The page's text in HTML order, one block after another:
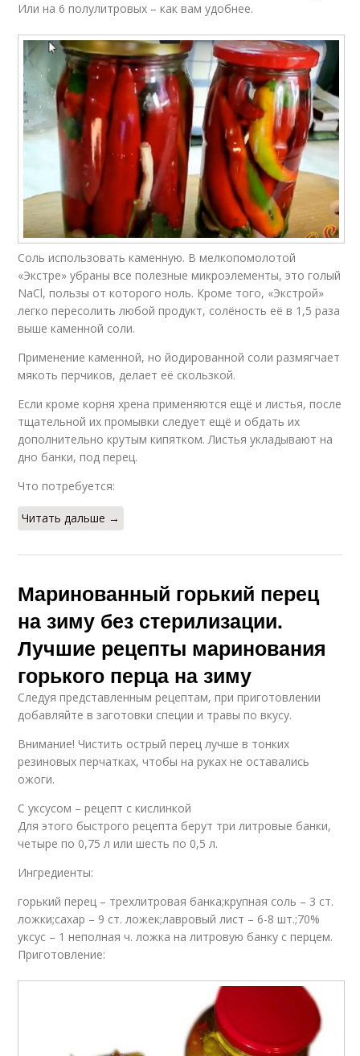
Или на 6 полулитровых – как вам удобнее.
Соль использовать каменную. В мелкопомолотой
«Экстре» убраны все полезные микроэлементы, это голый
NaCl, пользы от которого ноль. Кроме того, «Экстрой»
легко пересолить любой продукт, солёность её в 1,5 раза
выше каменной соли.
Применение каменной, но йодированной соли размягчает
мякоть перчиков, делает её скользкой.
Если кроме корня хрена применяются ещё и листья, после
тщательной их промывки следует ещё и обдать их
дополнительно крутым кипятком. Листья укладывают на
дно банки, под перец.
Что потребуется:
Читать дальше →
Маринованный горький перец
на зиму без стерилизации.
Лучшие рецепты маринования
горького перца на зиму
Следуя представленным рецептам, при приготовлении
добавляйте в заготовки специи и травы по вкусу.
Внимание! Чистить острый перец лучше в тонких
резиновых перчатках, чтобы на руках не оставались
ожоги.
С уксусом – рецепт с кислинкой
Для этого быстрого рецепта берут три литровые банки,
четыре по 0,75 л или шесть по 0,5 л.
Ингредиенты:
горький перец – трехлитровая банка;крупная соль – 3 ст.
ложки;сахар – 9 ст. ложек;лавровый лист – 6-8 шт.;70%
уксус – 1 неполная ч. ложка на литровую банку с перцем.
Приготовление: